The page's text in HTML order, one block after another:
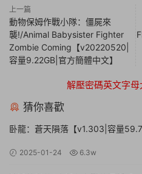
上一篇
動物保姆作戰小隊：僵屍來
襲!/Animal Babysister Fighter
Zombie Coming【v20220520|
容量9.22GB|官方簡體中文】
解壓密碼英文字
猜你喜歡
卧龍：蒼天隕落【v1.303|容量
2025-01-24 6.3w